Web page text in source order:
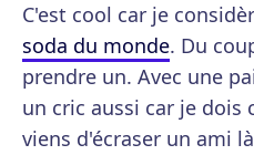
C'est cool car je
soda du monde. Du
prendre un. Avec une
un cric aussi car je dois
viens d'écraser un ami